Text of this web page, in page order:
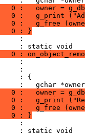
0 :   owner =
0 :   g_print
0 :   g_free
0 : }
:
: static void
0 :
:
:
: {
:   gchar
0 :   owner =
0 :   g_print
0 :   g_free
0 : }
:
: static void